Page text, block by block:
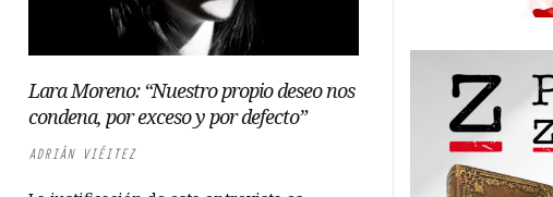
Lara Moreno: “Nuestro propio deseo nos
condena, por exceso y por defecto”
ADRIÁN VIÉITEZ